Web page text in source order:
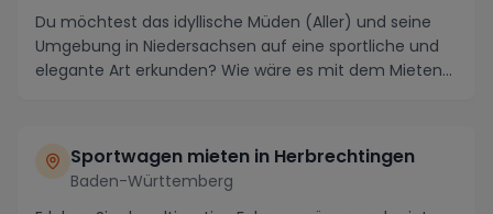
Du möchtest das idyllische Müden (Aller) und seine
Umgebung in Niedersachsen auf eine sportliche und
elegante Art erkunden? Wie wäre es mit dem Mieten...
Sportwagen mieten in Herbrechtingen
Baden-Württemberg